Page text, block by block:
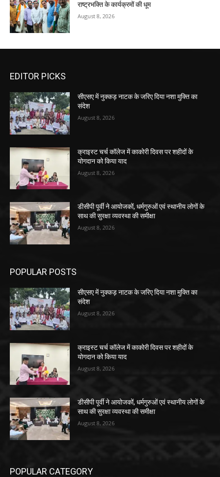
राष्ट्रभक्ति के कार्यक्रमों की धूम
August 8, 2026
EDITOR PICKS
सीएसए में नुक्कड़ नाटक के जरिए दिया नशा मुक्ति का
संदेश
August 8, 2026
क्राइस्ट चर्च कॉलेज में काकोरी दिवस पर शहीदों के
योगदान को किया याद
August 8, 2026
डीसीपी पूर्वी ने आयोजकों, धर्मगुरुओं एवं स्थानीय लोगों के
साथ की सुरक्षा व्यवस्था की समीक्षा
August 8, 2026
POPULAR POSTS
सीएसए में नुक्कड़ नाटक के जरिए दिया नशा मुक्ति का
संदेश
August 8, 2026
क्राइस्ट चर्च कॉलेज में काकोरी दिवस पर शहीदों के
योगदान को किया याद
August 8, 2026
डीसीपी पूर्वी ने आयोजकों, धर्मगुरुओं एवं स्थानीय लोगों के
साथ की सुरक्षा व्यवस्था की समीक्षा
August 8, 2026
POPULAR CATEGORY